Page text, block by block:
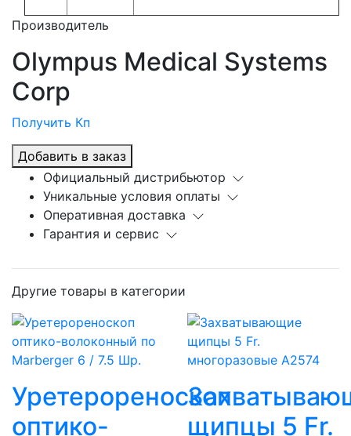
Производитель
Olympus Medical Systems
Corp
Получить Кп
Добавить в заказ
Официальный дистрибьютор
Уникальные условия оплаты
Оперативная доставка
Гарантия и сервис
Другие товары в категории
Уретерореноскоп
оптико-
щипцы 5 Fr.